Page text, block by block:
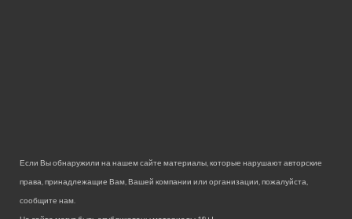
Если Вы обнаружили на нашем сайте материалы, которые нарушают авторские
права, принадлежащие Вам, Вашей компании или организации, пожалуйста,
сообщите нам.